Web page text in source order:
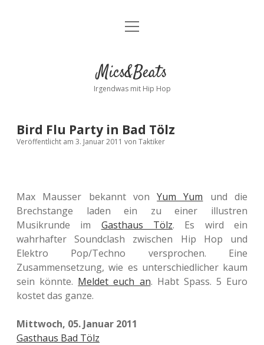
Kontakt
facebookinstagram
bandcamp
spotify
Menü
Mics&Beats
Irgendwas mit Hip Hop
Bird Flu Party in Bad Tölz
Veröffentlicht am 3. Januar 2011 von Taktiker
Max Mausser bekannt vonYum Yum und die
Brechstange laden ein zu einer illustren
Musikrunde im Gasthaus Tölz. Es wird ein
wahrhafter Soundclash zwischen Hip Hop und
Elektro Pop/Techno versprochen. Eine
Zusammensetzung, wie es unterschiedlicher kaum
sein könnte. Meldet euch an. Habt Spass. 5 Euro
kostet das ganze.
Mittwoch, 05. Januar 2011
Gasthaus Bad Tölz